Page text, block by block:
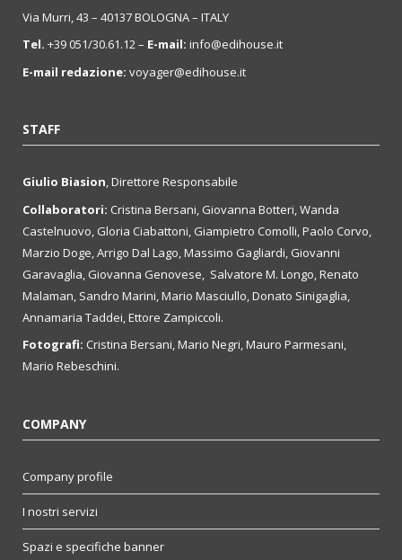
Via Murri, 43 – 40137 BOLOGNA – ITALY
Tel. +39 051/30.61.12 – E-mail: info@edihouse.it
E-mail redazione: voyager@edihouse.it
STAFF
Giulio Biasion, Direttore Responsabile
Collaboratori: Cristina Bersani, Giovanna Botteri, Wanda
Castelnuovo, Gloria Ciabattoni, Giampietro Comolli, Paolo Corvo,
Marzio Doge, Arrigo Dal Lago, Massimo Gagliardi, Giovanni
Garavaglia, Giovanna Genovese, Salvatore M. Longo, Renato
Malaman, Sandro Marini, Mario Masciullo, Donato Sinigaglia,
Annamaria Taddei, Ettore Zampiccoli.
Fotografi: Cristina Bersani, Mario Negri, Mauro Parmesani,
Mario Rebeschini.
COMPANY
Company profile
I nostri servizi
Spazi e specifiche banner